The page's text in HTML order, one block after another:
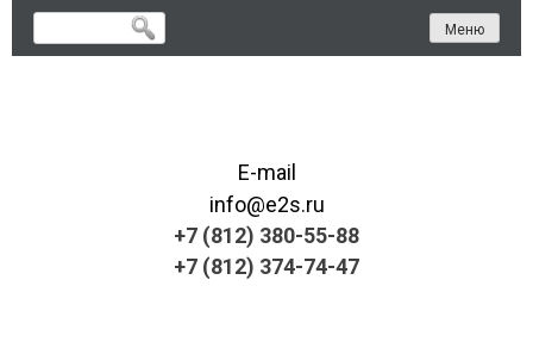
Skip
Меню
E-mail
info@e2s.ru
+7 (812) 380-55-88
+7 (812) 374-74-47